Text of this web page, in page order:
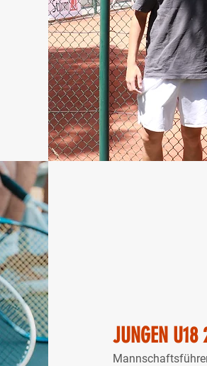
JUNGEN